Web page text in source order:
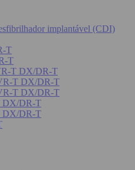
implantável (CDI)
T
T
T DX/DR-T
T DX/DR-T
T DX/DR-T
DX/DR-T
DX/DR-T